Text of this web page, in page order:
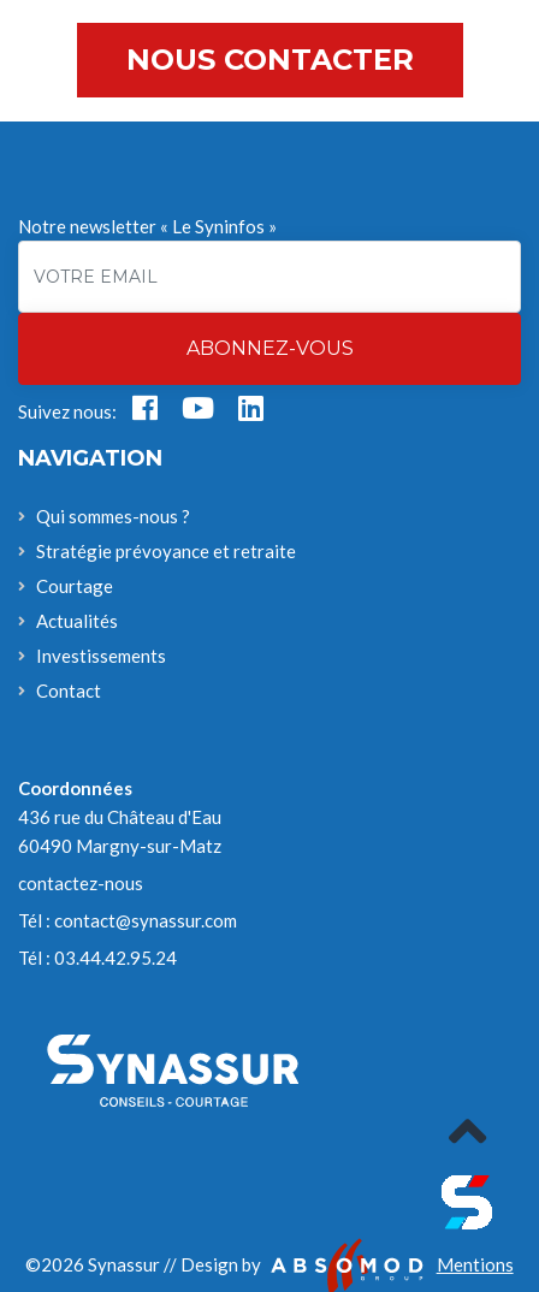
NOUS CONTACTER
Notre newsletter « Le Syninfos »
ABONNEZ-VOUS
Suivez nous:
NAVIGATION
Qui sommes-nous ?
Stratégie prévoyance et retraite
Courtage
Actualités
Investissements
Contact
Coordonnées
436 rue du Château d'Eau
60490 Margny-sur-Matz
contactez-nous
Tél : contact@synassur.com
Tél : 03.44.42.95.24
©2026 Synassur // Design by Mentions